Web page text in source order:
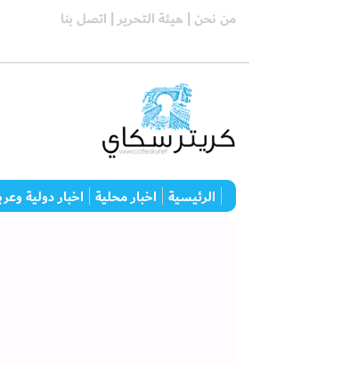
من نحن | هيئة التحرير | اتصل بنا
الرئيسية اخبار محلية اخبار دولية